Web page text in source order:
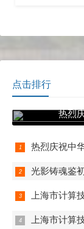
验"创新模式，有
科普教育场景。
点击排行
热烈
热烈庆祝中
光影铸魂鉴初心 科技报国
上海市计算技
上海市计算技术研